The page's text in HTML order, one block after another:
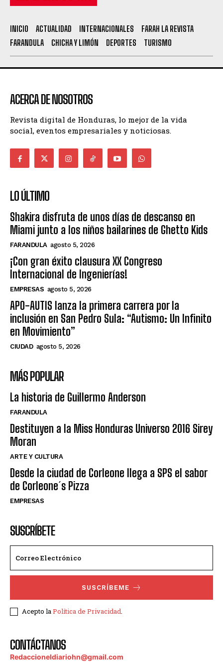
INICIO ACTUALIDAD INTERNACIONALES
FARAH LA REVISTA
FARANDULA
CHICHA Y LIMÓN DEPORTES TURISMO
ACERCA DE NOSOTROS
Revista digital de Honduras, lo mejor de la vida
social, eventos empresariales y noticiosas.
LO ÚLTIMO
Shakira disfruta de unos días de descanso en
Miami junto a los niños bailarines de Ghetto Kids
FARANDULA agosto 5, 2026
¡Con gran éxito clausura XX Congreso
Internacional de Ingenierías!
EMPRESAS agosto 5, 2026
APO-AUTIS lanza la primera carrera por la
inclusión en San Pedro Sula: “Autismo: Un Infinito
en Movimiento”
CIUDAD agosto 5, 2026
MÁS POPULAR
La historia de Guillermo Anderson
FARANDULA
Destituyen a la Miss Honduras Universo 2016 Sirey
Moran
ARTE Y CULTURA
Desde la ciudad de Corleone llega a SPS el sabor
de Corleone´s Pizza
EMPRESAS
SUSCRÍBETE
SUSCRÍBEME
Acepto laPolítica de Privacidad.
CONTÁCTANOS
Redaccioneldiariohn@gmail.com